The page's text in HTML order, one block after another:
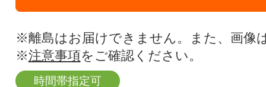
※離島はお届けできません。また、画像
※注意事項をご確認ください。
時間帯指定可